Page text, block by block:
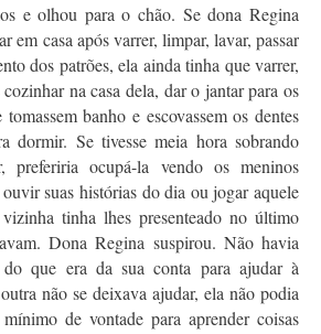
e olhou para o chão. Se dona Regina
em casa após varrer, limpar, lavar, passar
dos patrões, ela ainda tinha que varrer,
na casa dela, dar o jantar para os
banho e escovassem os dentes
dormir. Se tivesse meia hora sobrando
preferiria ocupá-la vendo os meninos
suas histórias do dia ou jogar aquele
tinha lhes presenteado no último
Dona Regina suspirou. Não havia
que era da sua conta para ajudar à
não se deixava ajudar, ela não podia
de vontade para aprender coisas